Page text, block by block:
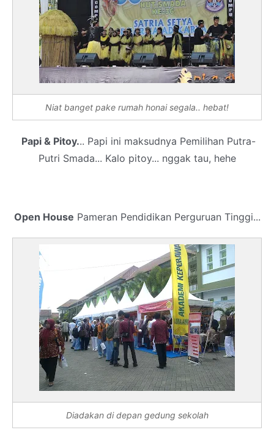
Niat banget pake rumah honai segala.. hebat!
Papi & Pitoy... Papi ini maksudnya Pemilihan Putra-
Putri Smada... Kalo pitoy... nggak tau, hehe
Open House Pameran Pendidikan Perguruan Tinggi...
Diadakan di depan gedung sekolah